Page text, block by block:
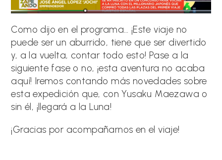
Como dijo en el programa… ¡Este viaje no
puede ser un aburrido, tiene que ser divertido
y, a la vuelta, contar todo esto! Pase a la
siguiente fase o no, ¡esta aventura no acaba
aquí! Iremos contando más novedades sobre
esta expedición que, con Yusaku Maezawa o
sin él, ¡llegará a la Luna!
¡Gracias por acompañarnos en el viaje!